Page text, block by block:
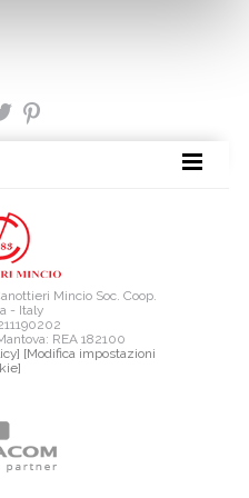
Mincio Soc. Coop.
- Italy
REA 182100
[Modifica impostazioni